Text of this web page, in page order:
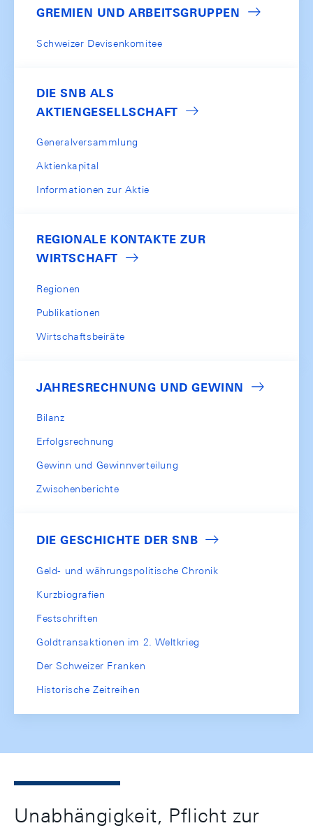
GREMIEN UND ARBEITSGRUPPEN
Schweizer Devisenkomitee
DIE SNB ALS
AKTIENGESELLSCHAFT
Generalversammlung
Aktienkapital
Informationen zur Aktie
REGIONALE KONTAKTE ZUR
WIRTSCHAFT
Regionen
Publikationen
Wirtschaftsbeiräte
JAHRESRECHNUNG UND GEWINN
Bilanz
Erfolgsrechnung
Gewinn und Gewinnverteilung
Zwischenberichte
DIE GESCHICHTE DER SNB
Geld- und währungspolitische Chronik
Kurzbiografien
Festschriften
Goldtransaktionen im 2. Weltkrieg
Der Schweizer Franken
Historische Zeitreihen
Unabhängigkeit, Pflicht zur